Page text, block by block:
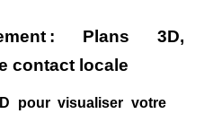
: Plans 3D,
contact locale
pour visualiser votre